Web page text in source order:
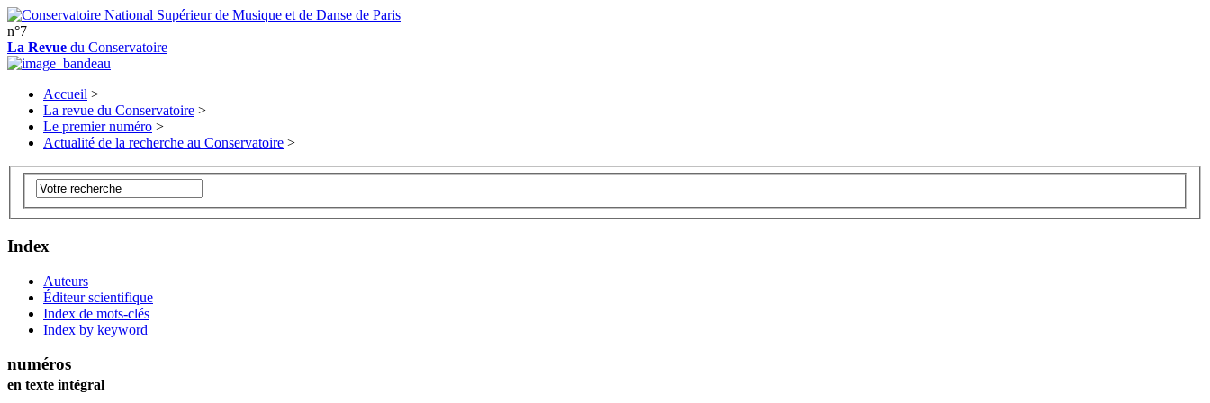
n°7
La Revue du Conservatoire
Accueil >
La revue du Conservatoire >
Le premier numéro >
Actualité de la recherche au Conservatoire >
Index
Auteurs
Éditeur scientifique
Index de mots-clés
Index by keyword
numéros
en texte intégral